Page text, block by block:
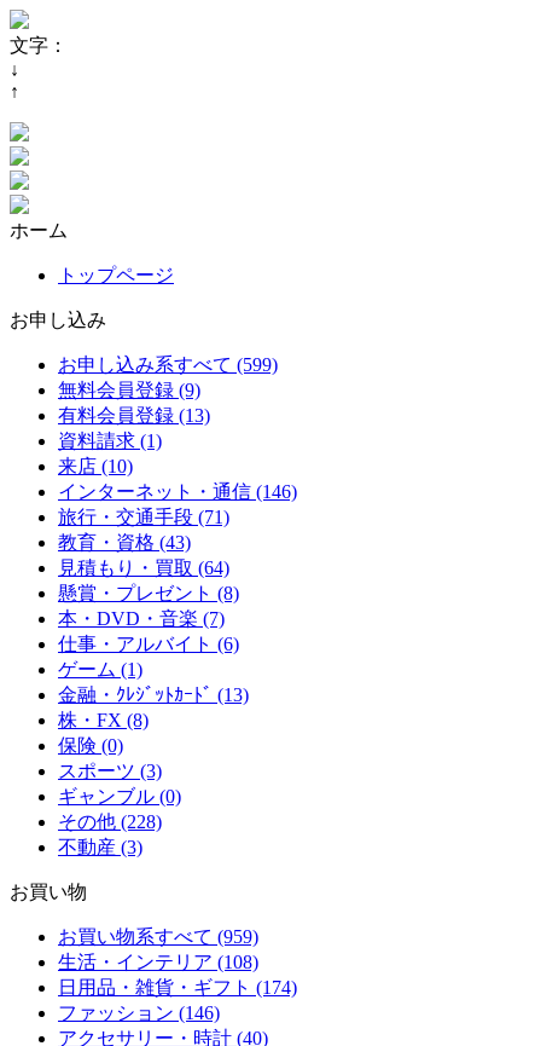
文字：
↓
↑
ホーム
トップページ
お申し込み
お申し込み系すべて (599)
無料会員登録 (9)
有料会員登録 (13)
資料請求 (1)
来店 (10)
インターネット・通信 (146)
旅行・交通手段 (71)
教育・資格 (43)
見積もり・買取 (64)
懸賞・プレゼント (8)
本・DVD・音楽 (7)
仕事・アルバイト (6)
ゲーム (1)
金融・ｸﾚｼﾞｯﾄｶｰﾄﾞ (13)
株・FX (8)
保険 (0)
スポーツ (3)
ギャンブル (0)
その他 (228)
不動産 (3)
お買い物
お買い物系すべて (959)
生活・インテリア (108)
日用品・雑貨・ギフト (174)
ファッション (146)
アクセサリー・時計 (40)